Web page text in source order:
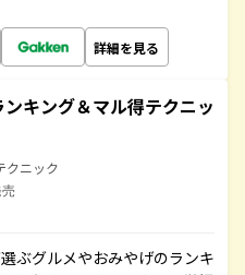
詳細を見る
キング＆マル得テクニッ
クニック
ぶグルメやおみやげのランキ